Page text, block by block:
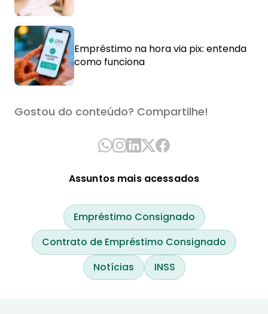
Empréstimo na hora via pix: entenda
como funciona
Gostou do conteúdo? Compartilhe!
Assuntos mais acessados
Empréstimo Consignado
Contrato de Empréstimo Consignado
Notícias
INSS